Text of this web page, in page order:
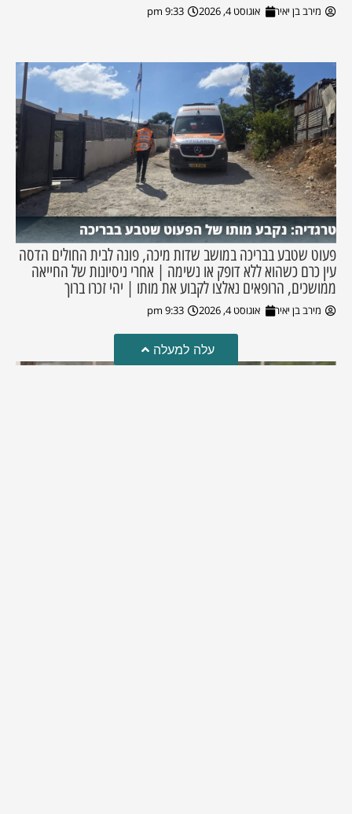
מירב בן יאיר אוגוסט 4, 2026 9:33 pm
טרגדיה: נקבע מותו של הפעוט שטבע בבריכה
פעוט שטבע בבריכה במושב שדות מיכה, פונה לבית החולים הדסה
עין כרם כשהוא ללא דופק או נשימה | אחרי ניסיונות של החייאה
ממושכים, הרופאים נאלצו לקבוע את מותו | יהי זכרו ברוך
מירב בן יאיר אוגוסט 4, 2026 9:33 pm
עלה למעלה